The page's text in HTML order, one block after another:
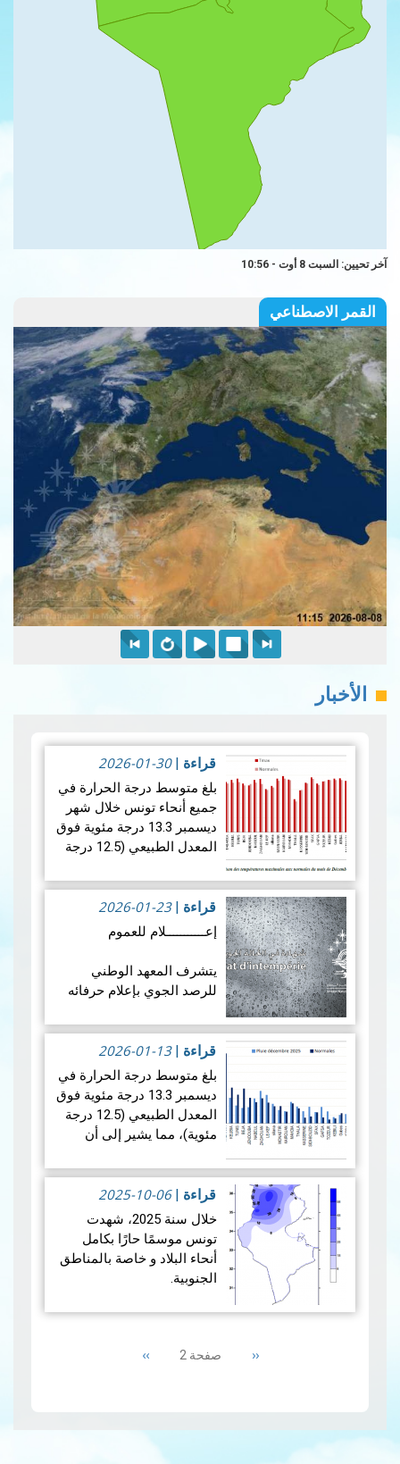
آخر تحيين: السبت 8 أوت - 10:56
القمر الاصطناعي
الأخبار
قراءة |
2026-01-30
بلغ متوسط ​​درجة الحرارة في
جميع أنحاء تونس خلال شهر
ديسمبر 13.3 درجة مئوية فوق
المعدل الطبيعي (12.5 درجة
كان أكثر دفئًا نسبيًا من
المتوسط. ويكشف تحليل…
قراءة المزيد
قراءة |
2026-01-23
إعـــــــــــلام للعموم
يتشرف المعهد الوطني
للرصد الجوي بإعلام حرفائه
شهادة في الحالة الجوية
القصوى (CERTIFICAT
D’INTEMPÉRIE)، قصد
الاستظهار بها لدى شركات
ال…
قراءة المزيد
قراءة |
2026-01-13
بلغ متوسط ​​درجة الحرارة في
ديسمبر 13.3 درجة مئوية فوق
المعدل الطبيعي (12.5 درجة
مئوية)، مما يشير إلى أن
المتوسط. ويكشف تحليل
بيانات هطول الأمطار لشه…
قراءة المزيد
قراءة |
2025-10-06
خلال سنة 2025، شهدت
تونس موسمًا حارًا بكامل
أنحاء البلاد و خاصة بالمناطق
الجنوبية.
هذا و قد بلغت معدلات
أعلى من المعدلات العادية بـPrevious
‹‹ صفحة 2 Next
››